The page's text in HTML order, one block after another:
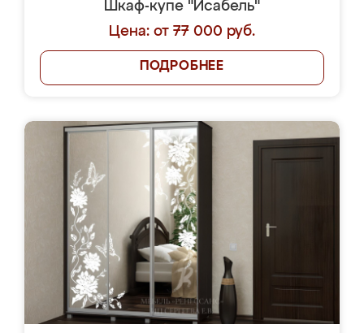
Шкаф-купе "Исабель"
Цена: от 77 000 руб.
ПОДРОБНЕЕ